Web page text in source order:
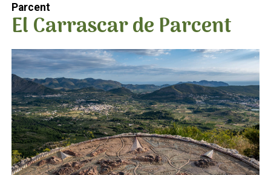
Parcent
El Carrascar de Parcent